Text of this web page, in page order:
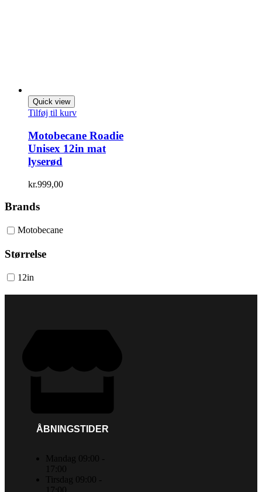
Quick view
Tilføj til kurv
Motobecane Roadie
Unisex 12in mat
lyserød
kr.999,00
Brands
Motobecane
Størrelse
12in
ÅBNINGSTIDER
Mandag 09:00 -
17:00
Tirsdag 09:00 -
17:00